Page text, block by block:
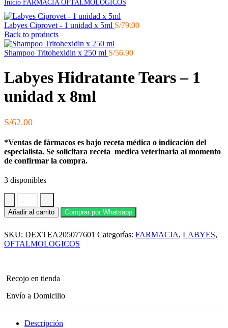
Inicio FARMACIA OFTALMOLOGICOS
Labyes Ciprovet - 1 unidad x 5ml S/79.00
Back to products
Shampoo Tritohexidin x 250 ml S/56.90
Labyes Hidratante Tears – 1
unidad x 8ml
S/62.00
*Ventas de fármacos es bajo receta médica o indicación del
especialista. Se solicitara receta medica veterinaria al momento
de confirmar la compra.
3 disponibles
Labyes
Hidratante
-
1
cantidad
Añadir al carrito Comprar por Whatsapp
SKU: DEXTEA205077601 Categorías: FARMACIA, LABYES,
OFTALMOLOGICOS
Recojo en tienda
Envío a Domicilio
Descripción